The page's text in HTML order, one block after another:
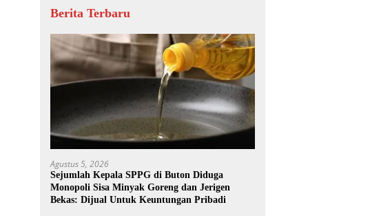
Berita Terbaru
Agustus 5, 2026
Sejumlah Kepala SPPG di Buton Diduga
Monopoli Sisa Minyak Goreng dan Jerigen
Bekas: Dijual Untuk Keuntungan Pribadi